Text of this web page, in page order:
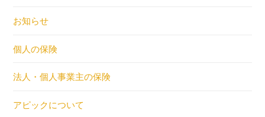
お知らせ
個人の保険
法人・個人事業主の保険
アピックについて